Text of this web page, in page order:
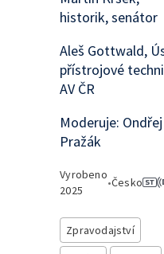
historik, senátor
Aleš Gottwald,
přístrojové
AV ČR
Moderuje: Ondřej
Pražák
Vyrobeno
2025
•Česko
Zpravodajství